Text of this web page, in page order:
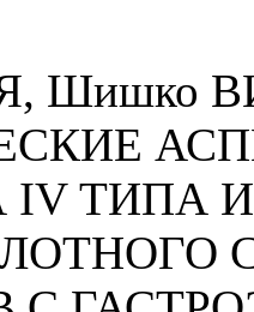
Шишко
IV ТИПА